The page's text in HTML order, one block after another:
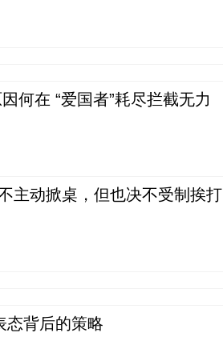
何在 “爱国者”耗尽拦截无力
主动掀桌，但也决不受制挨打
态背后的策略